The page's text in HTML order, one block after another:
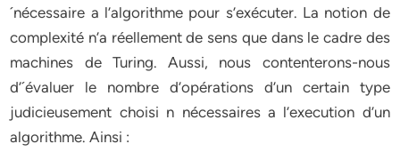
´nécessaire a l’algorithme pour s’exécuter. La notion de
complexité n’a réellement de sens que dans le cadre des
machines de Turing. Aussi, nous contenterons-nous
d’´évaluer le nombre d’opérations d’un certain type
judicieusement choisi n nécessaires a l’execution d’un
algorithme. Ainsi :